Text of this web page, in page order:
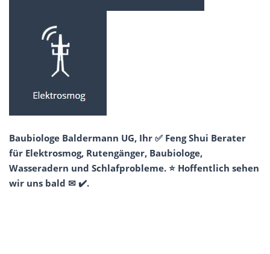
Baubiologe Baldermann UG, Ihr ✅ Feng Shui Berater
für Elektrosmog, Rutengänger, Baubiologe,
Wasseradern und Schlafprobleme. ⭐ Hoffentlich sehen
wir uns bald ✉ ✔️.